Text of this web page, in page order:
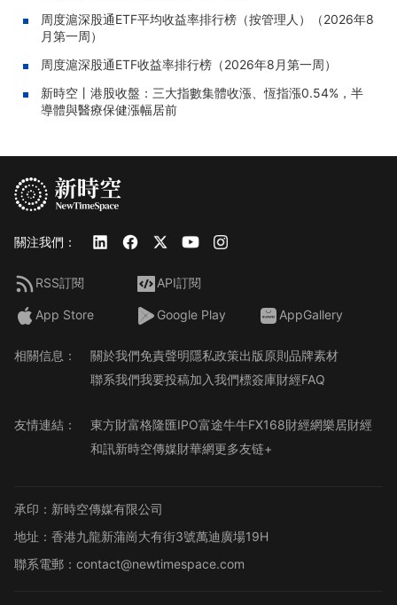
周度滬深股通ETF平均收益率排行榜（按管理人）（2026年8
月第一周）
周度滬深股通ETF收益率排行榜（2026年8月第一周）
新時空丨港股收盤：三大指數集體收漲、恆指漲0.54%，半
導體與醫療保健漲幅居前
關注我們：
RSS訂閱 API訂閱
App Store Google Play AppGallery
相關信息： 關於我們免責聲明隱私政策出版原則品牌素材
聯系我們我要投稿加入我們標簽庫財經FAQ
友情連結： 東方財富格隆匯IPO富途牛牛FX168財經網樂居財經
和訊新時空傳媒財華網更多友链+
承印：新時空傳媒有限公司
地址：香港九龍新蒲崗大有街3號萬迪廣場19H
聯系電郵：contact@newtimespace.com